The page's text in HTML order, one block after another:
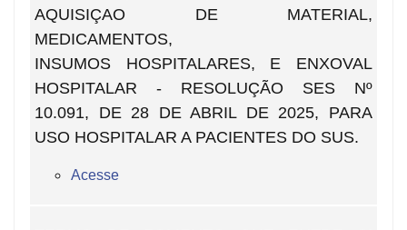
AQUISIÇAO DE MATERIAL,
MEDICAMENTOS,
INSUMOS HOSPITALARES, E ENXOVAL
HOSPITALAR - RESOLUÇÃO SES Nº
10.091, DE 28 DE ABRIL DE 2025, PARA
USO HOSPITALAR A PACIENTES DO SUS.
Acesse